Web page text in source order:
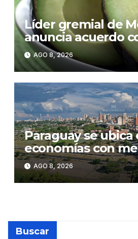
Líder gremial de
anuncia acuerdo
para enviar más de
toneladas de
AGO 8, 2026
Paraguay se ubica
economías con
país de
AGO 8, 2026
Buscar